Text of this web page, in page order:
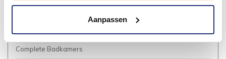
Aanpassen
Complete Badkamers